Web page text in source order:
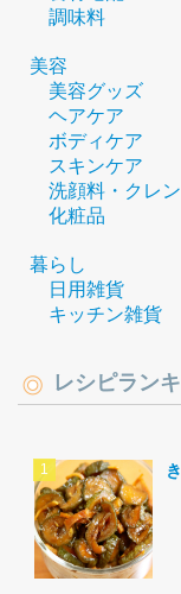
調味料
美容
美容グッズ
ヘアケア
ボディケア
スキンケア
洗顔料・クレ
化粧品
暮らし
日用雑貨
キッチン雑貨
レシピラン